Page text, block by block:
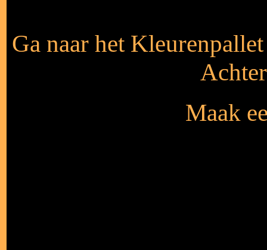
Ga naar het
Maak